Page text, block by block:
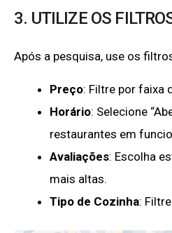
3. UTILIZE OS
Após a pesquisa, use os
Preço: Filtre por faixa
Horário: Selecione
restaurantes em
Avaliações: Escolha
mais altas.
Tipo de Cozinha: